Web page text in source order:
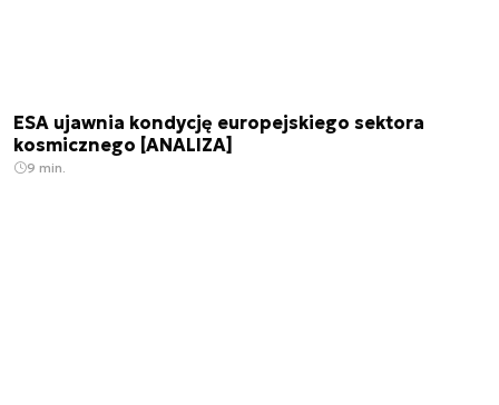
ESA ujawnia kondycję europejskiego sektora
kosmicznego [ANALIZA]
9 min.